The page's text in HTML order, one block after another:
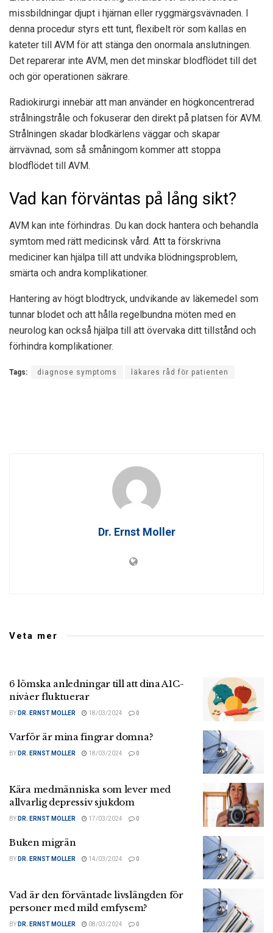
missbildningar djupt i hjärnan eller ryggmärgsvävnaden. I
denna procedur styrs ett tunt, flexibelt rör som kallas en
kateter till AVM för att stänga den onormala anslutningen.
Det reparerar inte AVM, men det minskar blodflödet till det
och gör operationen säkrare.
Radiokirurgi innebär att man använder en högkoncentrerad
strålningstråle och fokuserar den direkt på platsen för AVM.
Strålningen skadar blodkärlens väggar och skapar
ärrvävnad, som så småningom kommer att stoppa
blodflödet till AVM.
Vad kan förväntas på lång sikt?
AVM kan inte förhindras. Du kan dock hantera och behandla
symtom med rätt medicinsk vård. Att ta förskrivna
mediciner kan hjälpa till att undvika blödningsproblem,
smärta och andra komplikationer.
Hantering av högt blodtryck, undvikande av läkemedel som
tunnar blodet och att hålla regelbundna möten med en
neurolog kan också hjälpa till att övervaka ditt tillstånd och
förhindra komplikationer.
Tags: diagnose symptoms läkares råd för patienten
Dr. Ernst Moller
Veta mer
6 lömska anledningar till att dina A1C-
nivåer fluktuerar
BY DR. ERNST MOLLER 18/03/2024 0
Varför är mina fingrar domna?
BY DR. ERNST MOLLER 18/03/2024 0
Kära medmänniska som lever med
allvarlig depressiv sjukdom
BY DR. ERNST MOLLER 17/03/2024 0
Buken migrän
BY DR. ERNST MOLLER 14/03/2024 0
Vad är den förväntade livslängden för
personer med mild emfysem?
BY DR. ERNST MOLLER 08/03/2024 0